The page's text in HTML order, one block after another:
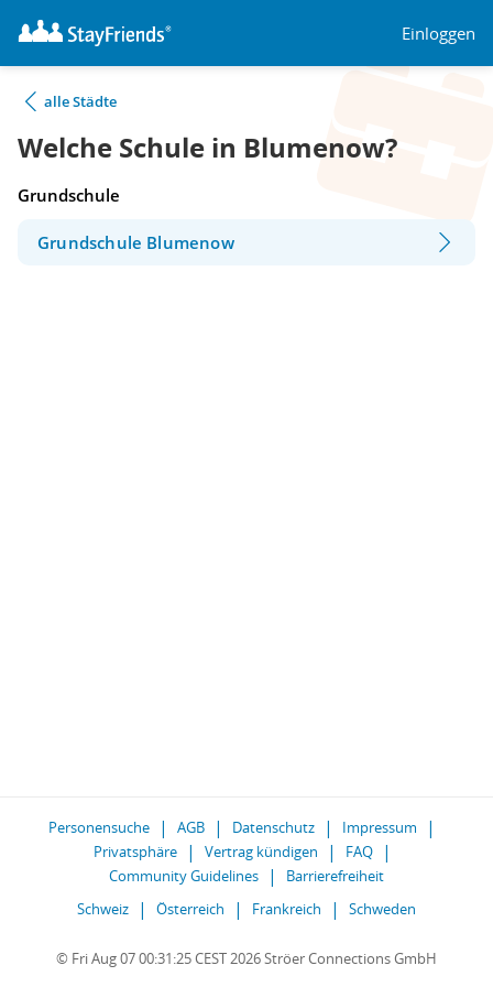
Einloggen
alle Städte
Welche Schule in Blumenow?
Grundschule
Grundschule Blumenow
Personensuche AGB Datenschutz
Impressum
Privatsphäre
Vertrag kündigen
FAQ
Community Guidelines
Barrierefreiheit
Schweiz
Österreich Frankreich Schweden
© Fri Aug 07 00:31:25 CEST 2026 Ströer Connections GmbH